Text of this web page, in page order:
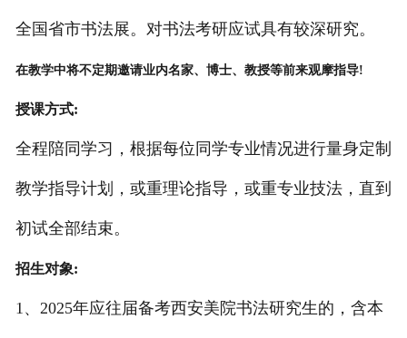
全国省市书法展。对书法考研应试具有较深研究。
在教学中将不定期邀请业内名家、博士、教授等前来观摩指导!
授课方式:
全程陪同学习，根据每位同学专业情况进行量身定制
教学指导计划，或重理论指导，或重专业技法，直到
初试全部结束。
招生对象:
1、2025年应往届备考西安美院书法研究生的，含本